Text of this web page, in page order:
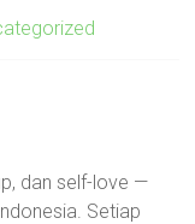
dan self-love —
Setiap